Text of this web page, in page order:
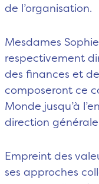
de l’organisation.
Mesdames
respectivement
des finances et
composeront ce
Monde jusqu’à
direction
Empreint des
ses approches